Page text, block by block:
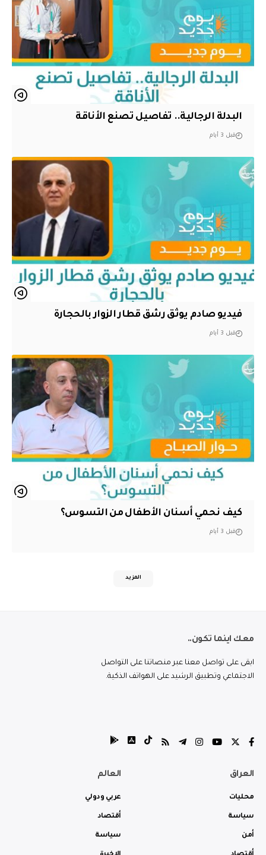
البدلة الرجالية.. تفاصيل تصنع الأناقة
قبل 3 أيام
فيديو صادم يوثق رشق قطار الزوار بالحجارة
قبل 3 أيام
كيف نحمي أسنان الأطفال من التسوس؟
قبل 3 أيام
المزيد
معك اينما تكون..
ابقى على تواصل معنا عبر منصاتنا على التواصل
الاجتماعي وتطبيق الرشيد على الهواتف الذكية.
العراق
محليات
سياسة
أمن
العالم
عربي ودولي
أقتصاد
سياسة